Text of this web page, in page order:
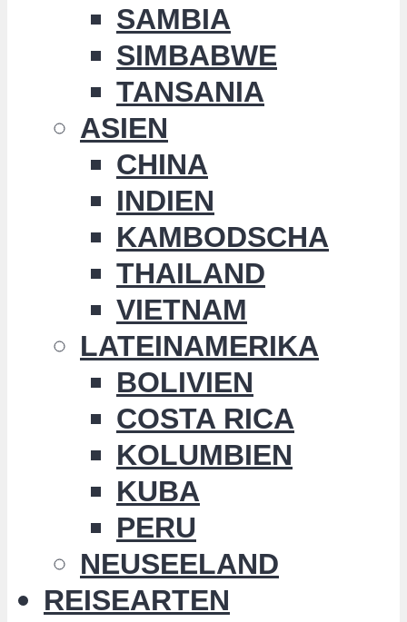
SAMBIA
SIMBABWE
TANSANIA
ASIEN
CHINA
INDIEN
KAMBODSCHA
THAILAND
VIETNAM
LATEINAMERIKA
BOLIVIEN
COSTA RICA
KOLUMBIEN
KUBA
PERU
NEUSEELAND
REISEARTEN